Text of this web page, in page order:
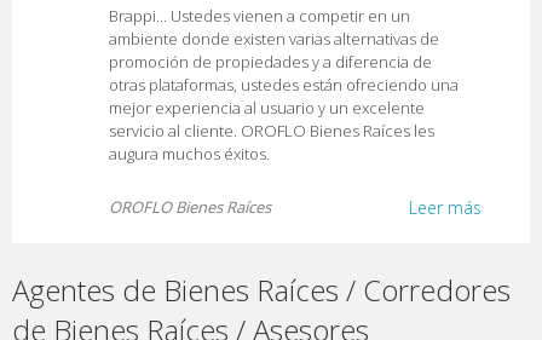
Brappi... Ustedes vienen a competir en un
ambiente donde existen varias alternativas de
promoción de propiedades y a diferencia de
otras plataformas, ustedes están ofreciendo una
mejor experiencia al usuario y un excelente
servicio al cliente. OROFLO Bienes Raíces les
augura muchos éxitos.
Leer más
OROFLO Bienes Raíces
Agentes de Bienes Raíces / Corredores
de Bienes Raíces / Asesores